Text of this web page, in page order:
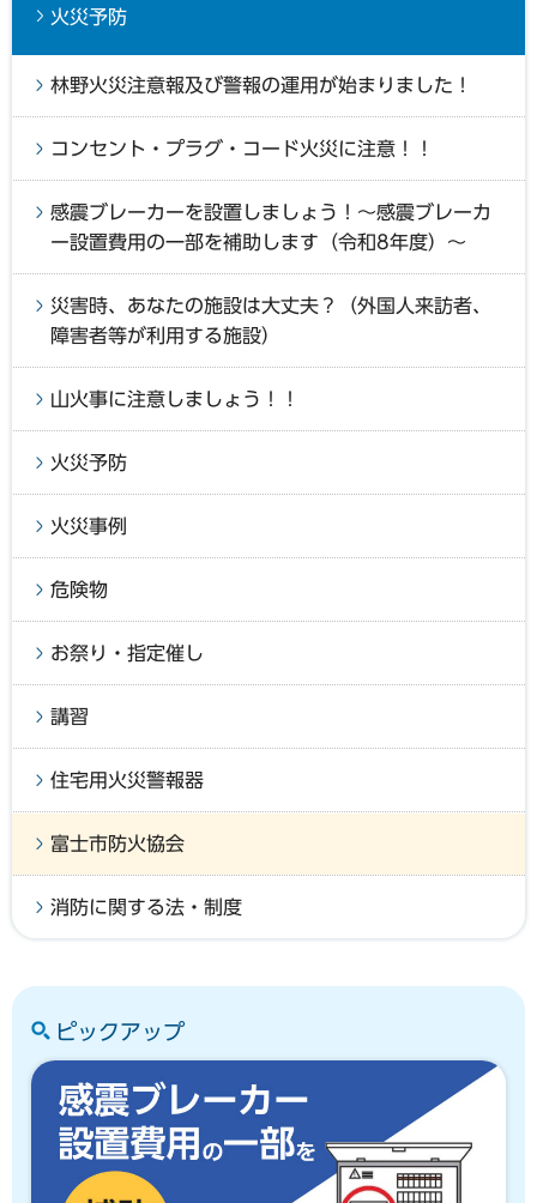
火災予防
林野火災注意報及び警報の運用が始まりました！
コンセント・プラグ・コード火災に注意！！
感震ブレーカーを設置しましょう！～感震ブレーカ
ー設置費用の一部を補助します（令和8年度）～
災害時、あなたの施設は大丈夫？（外国人来訪者、
障害者等が利用する施設）
山火事に注意しましょう！！
火災予防
火災事例
危険物
お祭り・指定催し
講習
住宅用火災警報器
富士市防火協会
消防に関する法・制度
ピックアップ